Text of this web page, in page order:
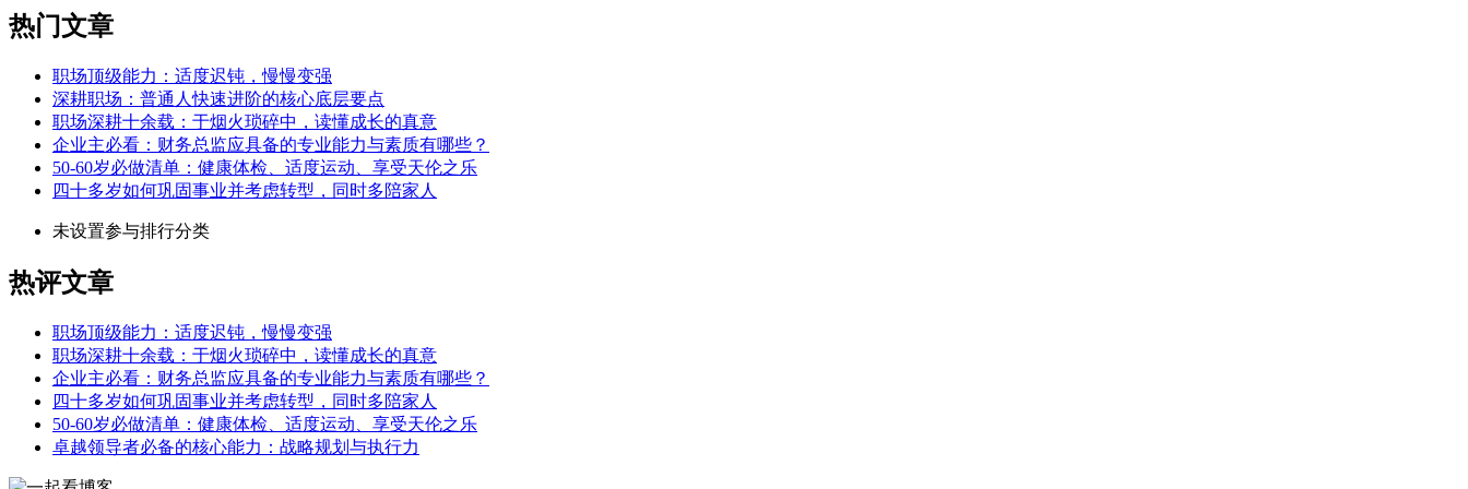
热门文章
职场顶级能力：适度迟钝，慢慢变强
深耕职场：普通人快速进阶的核心底层要点
职场深耕十余载：于烟火琐碎中，读懂成长的真意
企业主必看：财务总监应具备的专业能力与素质有哪些？
50-60岁必做清单：健康体检、适度运动、享受天伦之乐
四十多岁如何巩固事业并考虑转型，同时多陪家人
未设置参与排行分类
热评文章
职场顶级能力：适度迟钝，慢慢变强
职场深耕十余载：于烟火琐碎中，读懂成长的真意
企业主必看：财务总监应具备的专业能力与素质有哪些？
四十多岁如何巩固事业并考虑转型，同时多陪家人
50-60岁必做清单：健康体检、适度运动、享受天伦之乐
卓越领导者必备的核心能力：战略规划与执行力